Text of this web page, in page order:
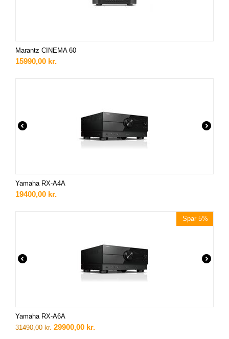
Marantz CINEMA 60
15990,00 kr.
Yamaha RX-A4A
19400,00 kr.
Spar 5%
Yamaha RX-A6A
31490,00 kr. 29900,00 kr.